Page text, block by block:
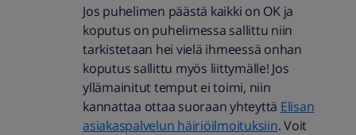
Jos puhelimen päästä kaikki on OK ja
koputus on puhelimessa sallittu niin
tarkistetaan hei vielä ihmeessä onhan
koputus sallittu myös liittymälle! Jos
yllämainitut temput ei toimi, niin
kannattaa ottaa suoraan yhteyttä Elisan
asiakaspalvelun häiriöilmoituksiin. Voit